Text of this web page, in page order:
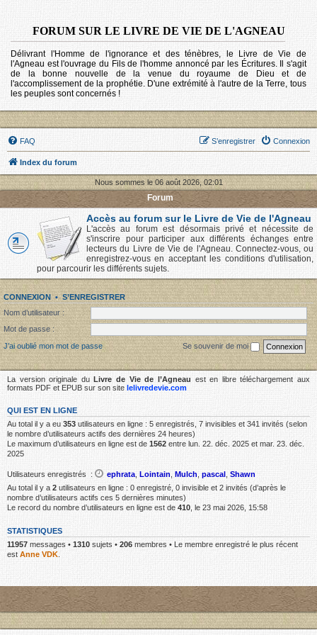
FORUM SUR LE LIVRE DE VIE DE L'AGNEAU
Délivrant l'Homme de l'ignorance et des ténèbres, le Livre de Vie de
l'Agneau est l'ouvrage du Fils de l'homme annoncé par les Écritures. Il s'agit
de la bonne nouvelle de la venue du royaume de Dieu et de
l'accomplissement de la prophétie. D'une extrémité à l'autre de la Terre, tous
les peuples sont concernés !
FAQ Connexion
S’enregistrer
Index du forum
Nous sommes le 06 août 2026, 02:01
Forum
Accès au forum sur le Livre de Vie de l'Agneau
L'accès au forum est désormais privé et nécessite de
s'inscrire pour participer aux différents échanges entre
lecteurs du Livre de Vie de l'Agneau. Connectez-vous, ou
enregistrez-vous en acceptant les conditions d'utilisation,
pour parcourir les différents sujets.
CONNEXION•S’ENREGISTRER
Nom d’utilisateur :
Mot de passe :
J’ai oublié mon mot de passe
Se souvenir de moi
La version originale duLivre de Vie de l’Agneau est en libre téléchargement aux
formats PDF et EPUB sur son site lelivredevie.com
QUI EST EN LIGNE
Au total il y a eu 353 utilisateurs en ligne : 5 enregistrés, 7 invisibles et 341 invités (selon
le nombre d’utilisateurs actifs des dernières 24 heures)
Le maximum d’utilisateurs en ligne est de 1562 entre lun. 22. déc. 2025 et mar. 23. déc.
2025
Utilisateurs enregistrés : ephrata Lointain Mulch pascal Shawn
Au total il y a 2 utilisateurs en ligne : 0 enregistré, 0 invisible et 2 invités (d’après le
nombre d’utilisateurs actifs ces 5 dernières minutes)
Le record du nombre d’utilisateurs en ligne est de 410 , le 23 mai 2026, 15:58
STATISTIQUES
11957 messages • 1310 sujets • 206 membres • Le membre enregistré le plus récent
est Anne VDK